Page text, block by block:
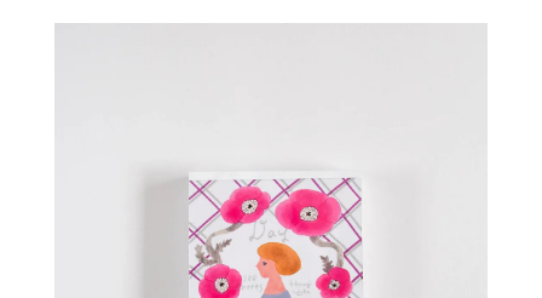
カートを見る
配送について